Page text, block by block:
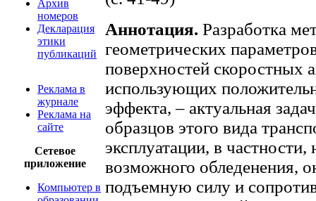
Архив
номеров
Декларация
этики
публикаций
Реклама в
журнале
Реклама на
сайте
Сетевое
приложение
Компьютер в
Аннотация. Разработка
геометрических
поверхностей скоростных
использующих
эффекта, – актуальная
образцов этого вида
эксплуатации, в
возможного обледенения,
подъемную силу и